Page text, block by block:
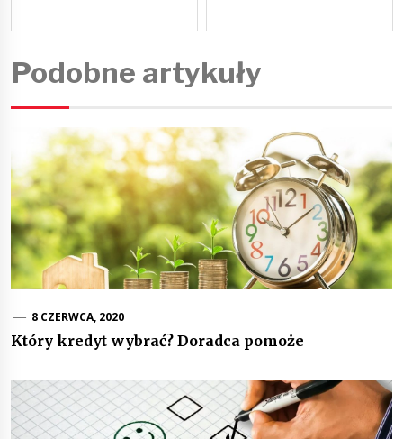
Podobne artykuły
8 CZERWCA, 2020
Który kredyt wybrać? Doradca pomoże